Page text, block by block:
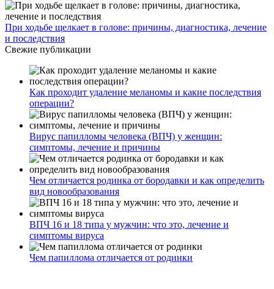
При ходьбе щелкает в голове: причины, диагностика, лечение
и последствия
Свежие публикации
Как проходит удаление меланомы и какие последствия
операции?
Вирус папилломы человека (ВПЧ) у женщин:
симптомы, лечение и причины
Чем отличается родинка от бородавки и как определить
вид новообразования
ВПЧ 16 и 18 типа у мужчин: что это, лечение и
симптомы вируса
Чем папиллома отличается от родинки